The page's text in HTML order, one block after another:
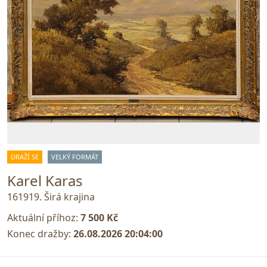
DRAŽÍ SE VELKÝ FORMÁT
Karel Karas
161919. Širá krajina
Aktuální příhoz: 7 500 Kč
Konec dražby: 26.08.2026 20:04:00